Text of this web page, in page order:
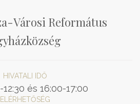
Városi Református
HIVATALI IDŐ
és 16:00-17:00
ELÉRHETŐSÉG